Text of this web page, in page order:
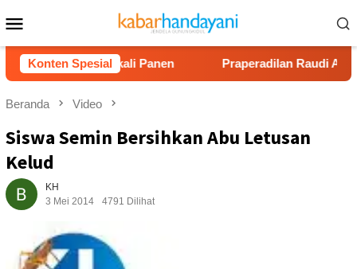
ke
kontenMobile
Konten Spesial
Juta Sekali Panen Praperadilan Raudi Akmal
Beranda Video
Siswa Semin Bersihkan Abu Letusan
Kelud
KH
3 Mei 2014
4791 Dilihat